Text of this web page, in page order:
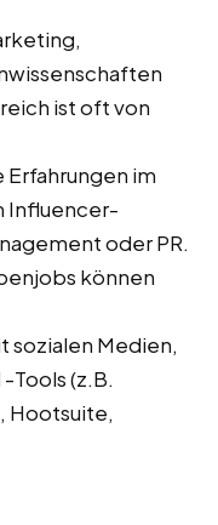
ist oft von
im
Influencer-
oder PR.
können
sozialen Medien,
(z.B.
Hootsuite,